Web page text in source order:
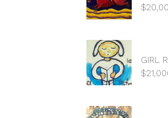
$
GIRL
$